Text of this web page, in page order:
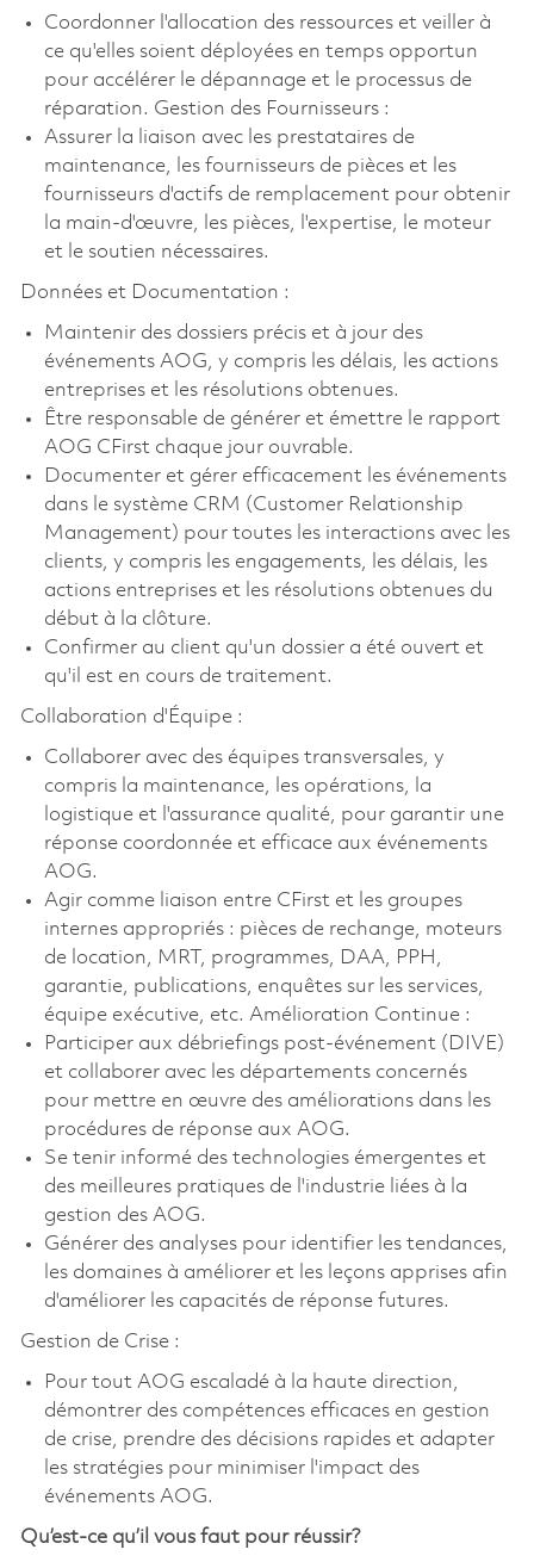
Coordonner l'allocation des ressources et veiller à
ce qu'elles soient déployées en temps opportun
pour accélérer le dépannage et le processus de
réparation. Gestion des Fournisseurs :
Assurer la liaison avec les prestataires de
maintenance, les fournisseurs de pièces et les
fournisseurs d'actifs de remplacement pour obtenir
la main-d'œuvre, les pièces, l'expertise, le moteur
et le soutien nécessaires.
Données et Documentation :
Maintenir des dossiers précis et à jour des
événements AOG, y compris les délais, les actions
entreprises et les résolutions obtenues.
Être responsable de générer et émettre le rapport
AOG CFirst chaque jour ouvrable.
Documenter et gérer efficacement les événements
dans le système CRM (Customer Relationship
Management) pour toutes les interactions avec les
clients, y compris les engagements, les délais, les
actions entreprises et les résolutions obtenues du
début à la clôture.
Confirmer au client qu'un dossier a été ouvert et
qu'il est en cours de traitement.
Collaboration d'Équipe :
Collaborer avec des équipes transversales, y
compris la maintenance, les opérations, la
logistique et l'assurance qualité, pour garantir une
réponse coordonnée et efficace aux événements
AOG.
Agir comme liaison entre CFirst et les groupes
internes appropriés : pièces de rechange, moteurs
de location, MRT, programmes, DAA, PPH,
garantie, publications, enquêtes sur les services,
équipe exécutive, etc. Amélioration Continue :
Participer aux débriefings post-événement (DIVE)
et collaborer avec les départements concernés
pour mettre en œuvre des améliorations dans les
procédures de réponse aux AOG.
Se tenir informé des technologies émergentes et
des meilleures pratiques de l'industrie liées à la
gestion des AOG.
Générer des analyses pour identifier les tendances,
les domaines à améliorer et les leçons apprises afin
d'améliorer les capacités de réponse futures.
Gestion de Crise :
Pour tout AOG escaladé à la haute direction,
démontrer des compétences efficaces en gestion
de crise, prendre des décisions rapides et adapter
les stratégies pour minimiser l'impact des
événements AOG.
Qu’est-ce qu’il vous faut pour réussir?